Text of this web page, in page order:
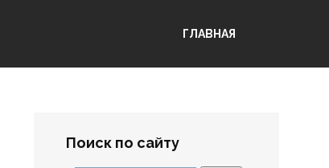
ГЛАВНАЯ
Поиск по сайту